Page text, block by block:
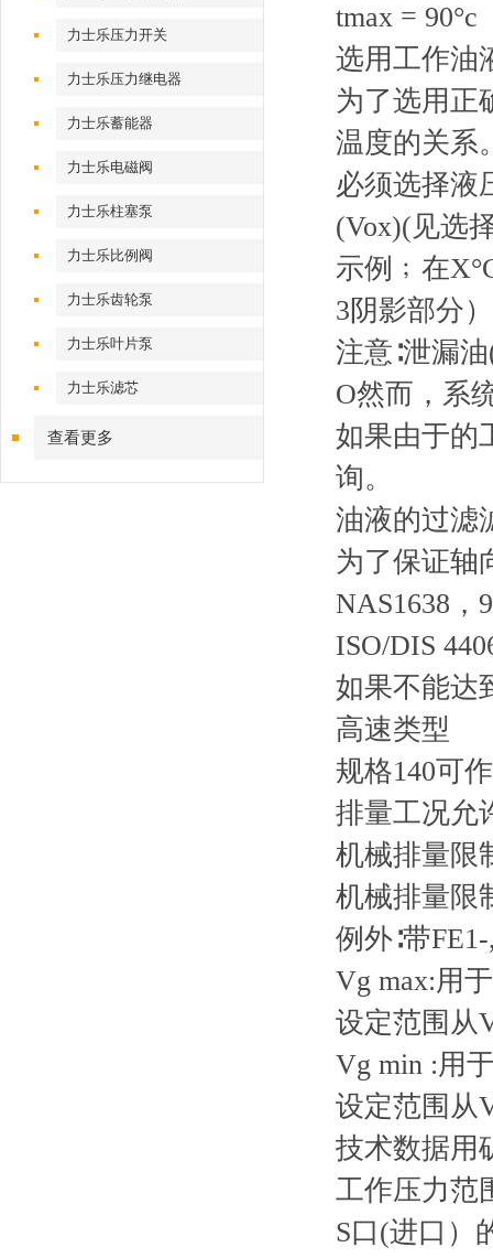
力士乐压力开关
力士乐压力继电器
力士乐蓄能器
力士乐电磁阀
力士乐柱塞泵
力士乐比例阀
力士乐齿轮泵
力士乐叶片泵
力士乐滤芯
查看更多
tmax = 90°c
选用工作油
为了选用正
温度的关系
必须选择液
(Vox)(见选
示例﹔在
3阴影部分
注意∶泄漏
О然而，系
如果由于的
询。
油液的过滤
为了保证轴
NAS1638，
ISO/DIS
如果不能达
高速类型
规格140可
排量工况允
机械排量限
机械排量限
例外∶带
Vg max:用
设定范围从
Vg min :用
设定范围从
技术数据用
工作压力范
S口(进口）